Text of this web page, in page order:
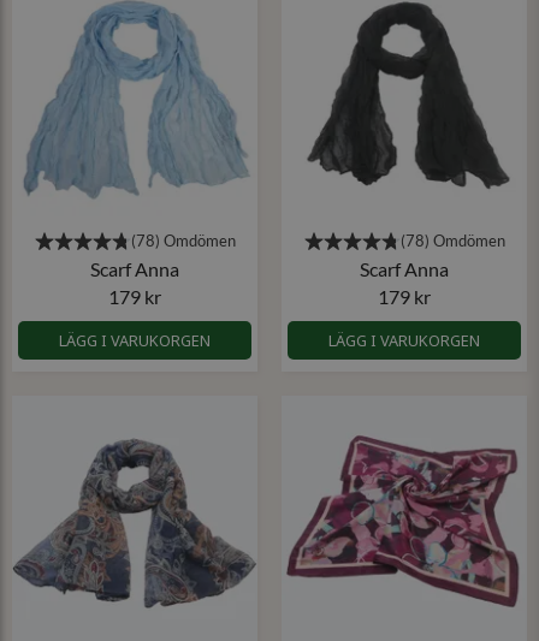
Scarf Anna
179 kr
LÄGG I VARUKORGEN
Scarf Anna
179 kr
LÄGG I VARUKORGEN